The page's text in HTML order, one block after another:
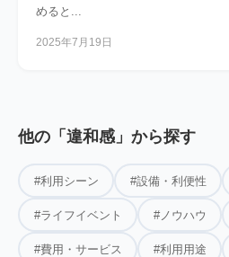
めると...
2025年7月19日
他の「違和感」から探す
#利用シーン #設備・利便性
#ライフイベント #ノウハウ
#費用・サービス #利用用途